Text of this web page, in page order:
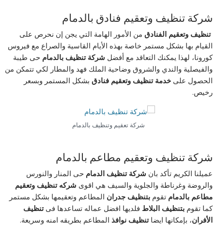
شركة تنظيف وتعقيم فنادق بالدمام
تنظيف وتعقيم الفنادق من الأمور الهامة التي يجن إن نحرص على
القيام بها بشكل مستمر خاصة بهذه الأيام القاسية والصراع مع فيروس
كورونا، لهذا يمكنك التعاقد مع أفضل شركة تنظيف بالدمام حى طيبة
والفيصلية والندي والشروق وضاحية الملك فهد والمطار لكي تتمكن من
الحصول علىخدمة تنظيف وتعقيم فنادق بشكل المستمر وبسعر
رخيص.
شركة تعقيم وتنظيف بالدمام
شركة تنظيف وتعقيم مطاعم بالدمام
عميلنا الكريم تأكد بان شركة تنظيف الدمام حى المنار والنورس
والروضة وغرناطة والجلوية والسيف هي اقوى شركه تنظيف وتعقيم
مطاعم بالدمام تقومبتنظيف جدران المطاعم وتعقيمها بشكل مستمر
كما تقومبتنظيف البلاط فلديها افضل عماله تساعدها فىتنظيف
الأفران، بإمكانها ايضاتنظيف نوافذ المطاعم بطريقه امنه وسريعة.